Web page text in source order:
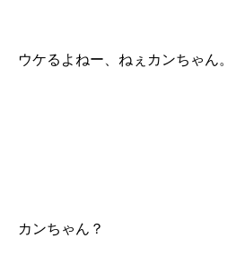
ウケるよねー、ねぇカンちゃん。
カンちゃん？